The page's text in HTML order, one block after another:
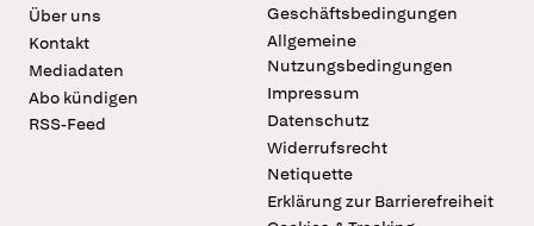
Über uns
Kontakt
Mediadaten
Abo kündigen
RSS-Feed
Geschäftsbedingungen
Allgemeine
Nutzungsbedingungen
Impressum
Datenschutz
Widerrufsrecht
Netiquette
Erklärung zur Barrierefreiheit